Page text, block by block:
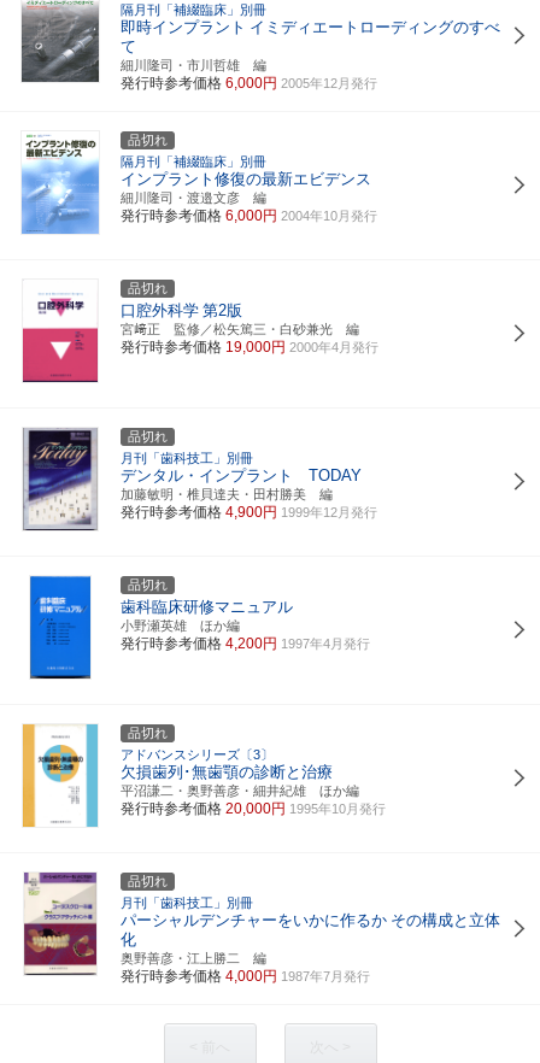
隔月刊「補綴臨床」別冊
即時インプラント イミディエートローディングのすべ
て
細川隆司・市川哲雄 編
発行時参考価格 6,000円 2005年12月発行
品切れ
隔月刊「補綴臨床」別冊
インプラント修復の最新エビデンス
細川隆司・渡邉文彦 編
発行時参考価格 6,000円 2004年10月発行
品切れ
口腔外科学 第2版
宮﨑正 監修／松矢篤三・白砂兼光 編
発行時参考価格 19,000円 2000年4月発行
品切れ
月刊「歯科技工」別冊
デンタル・インプラント TODAY
加藤敏明・椎貝達夫・田村勝美 編
発行時参考価格 4,900円 1999年12月発行
品切れ
歯科臨床研修マニュアル
小野瀬英雄 ほか編
発行時参考価格 4,200円 1997年4月発行
品切れ
アドバンスシリーズ〔3〕
欠損歯列･無歯顎の診断と治療
平沼謙二・奥野善彦・細井紀雄 ほか編
発行時参考価格 20,000円 1995年10月発行
品切れ
月刊「歯科技工」別冊
パーシャルデンチャーをいかに作るか その構成と立体
化
奥野善彦・江上勝二 編
発行時参考価格 4,000円 1987年7月発行